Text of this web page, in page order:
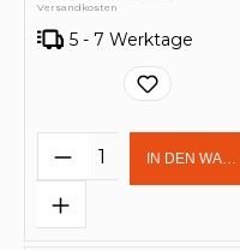
Versandkosten
5 - 7 Werktage
ProduktIN DEN